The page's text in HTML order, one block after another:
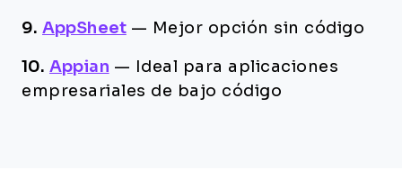
9. AppSheet — Mejor opción sin código
10. Appian —
Ideal para aplicaciones
empresariales de bajo código